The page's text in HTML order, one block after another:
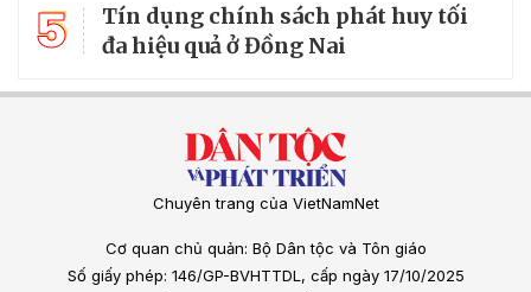
5
Tín dụng chính sách phát huy tối
đa hiệu quả ở Đồng Nai
Chuyên trang của VietNamNet
Cơ quan chủ quản: Bộ Dân tộc và Tôn giáo
Số giấy phép: 146/GP-BVHTTDL, cấp ngày 17/10/2025